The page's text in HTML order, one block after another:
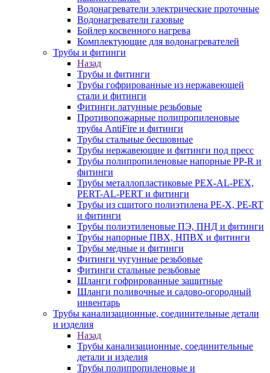
Водонагреватели электрические проточные
Водонагреватели газовые
Бойлер косвенного нагрева
Комплектующие для водонагревателей
Трубы и фитинги
Назад
Трубы и фитинги
Трубы гофрированные из нержавеющей
стали и фитинги
Фитинги латунные резьбовые
Противопожарные полипропиленовые
трубы AntiFire и фитинги
Трубы стальные бесшовные
Трубы нержавеющие и фитинги под пресс
Трубы полипропиленовые напорные PP-R и
фитинги
Трубы металлопластиковые PEX-AL-PEX,
PERT-AL-PERT и фитинги
Трубы из сшитого полиэтилена PE-X, PE-RT
и фитинги
Трубы полиэтиленовые ПЭ, ПНД и фитинги
Трубы напорные ПВХ, НПВХ и фитинги
Трубы медные и фитинги
Фитинги чугунные резьбовые
Фитинги стальные резьбовые
Шланги гофрированные защитные
Шланги поливочные и садово-огородный
инвентарь
Трубы канализационные, соединительные детали
и изделия
Назад
Трубы канализационные, соединительные
детали и изделия
Трубы полипропиленовые и